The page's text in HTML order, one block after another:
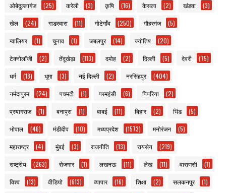
ओबेदुल्लागंज (25) करेली (3) कृषि (16) केसला (2) खंडवा (3)
खेल (24) गाडरवारा (11) गोटेगाँव (250) गौहरगंज (5)
ग्वालियर (1) चुनाव (1) जबलपुर (14) ज्योतिष (20)
टेक्नोलॉजी (2) तेंदूखेड़ा (113) दमोह (2) दिल्ली (5) देवरी (75)
धर्म (18) धूमा (3) नई दिल्ली (2) नरसिंहपुर (404)
नर्मदापुरम (24) पचमढ़ी (1) परमहंसी (6) पिपरिया (2)
प्रयागराज (1) बनापुरा (1) बाबई (11) बिहार (2) भिंड (5)
भोपाल (46) मंडीदीप (10) मध्यप्रदेश (1573) मनोरंजन (5)
महाराष्ट्र (4) मुंबई (3) राजनीति (13) रायसेन (219)
राष्ट्रीय (263) रोजगार (1) लखनऊ (11) लेख (11) वाराणसी (1)
विश्व (13) वीडियो (613) व्यापार (16) शिक्षा (2) सलकनपुर (1)